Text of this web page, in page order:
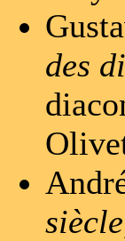
des
siècle